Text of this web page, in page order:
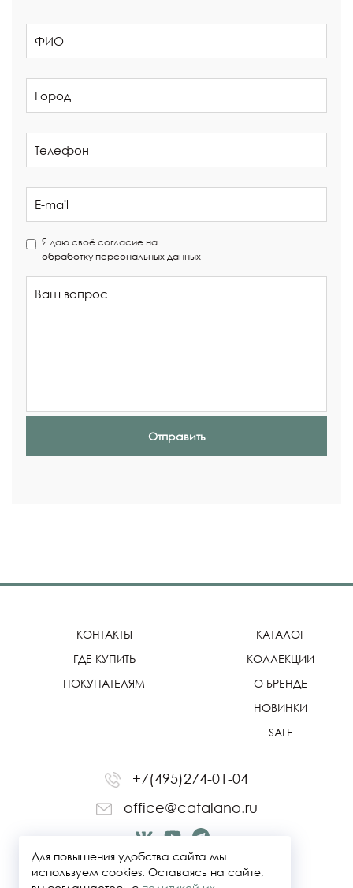
Я даю своё согласие на
обработку персональных данных
Отправить
КОНТАКТЫ
ГДЕ КУПИТЬ
ПОКУПАТЕЛЯМ
КАТАЛОГ
КОЛЛЕКЦИИ
О БРЕНДЕ
НОВИНКИ
SALE
+7(495)274-01-04
office@catalano.ru
Для повышения удобства сайта мы
используем cookies. Оставаясь на сайте,